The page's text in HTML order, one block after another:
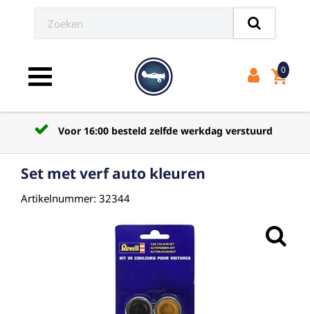
Toggle navigation shopping_cart
0
Voor 16:00 besteld zelfde werkdag verstuurd
Set met verf auto kleuren
Artikelnummer: 32344